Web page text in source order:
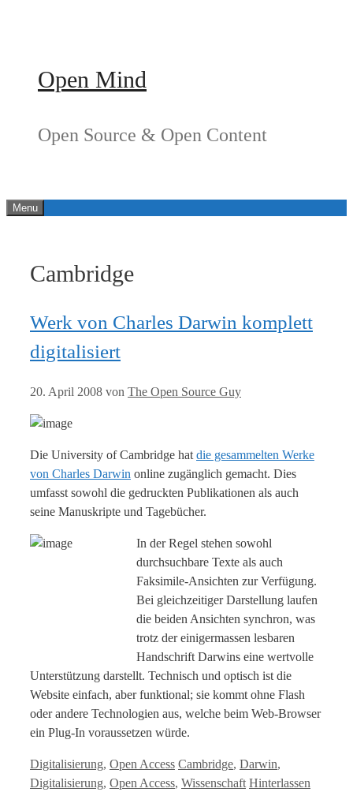
Open Mind
Open Source & Open Content
Menu
Cambridge
Werk von Charles Darwin komplett
digitalisiert
20. April 2008 von The Open Source Guy
Die University of Cambridge hat die gesammelten Werke
von Charles Darwin online zugänglich gemacht. Dies
umfasst sowohl die gedruckten Publikationen als auch
seine Manuskripte und Tagebücher.
In der Regel stehen sowohl
durchsuchbare Texte als auch
Faksimile-Ansichten zur Verfügung.
Bei gleichzeitiger Darstellung laufen
die beiden Ansichten synchron, was
trotz der einigermassen lesbaren
Handschrift Darwins eine wertvolle
Unterstützung darstellt. Technisch und optisch ist die
Website einfach, aber funktional; sie kommt ohne Flash
oder andere Technologien aus, welche beim Web-Browser
ein Plug-In voraussetzen würde.
Kategorien
Digitalisierung, Open Access Tags
Cambridge, Darwin,
Digitalisierung, Open Access, Wissenschaft Hinterlassen